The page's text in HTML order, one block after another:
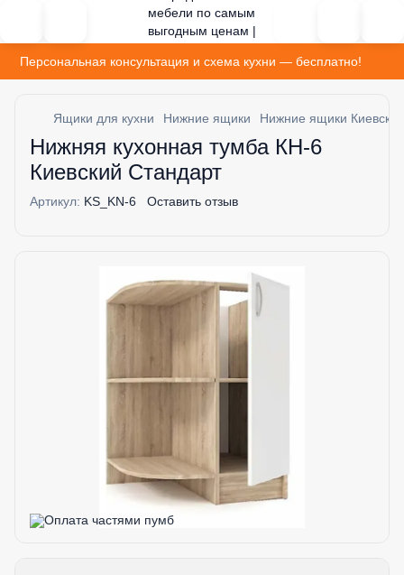
Персональная консультация и схема кухни — бесплатно!
Ящики для кухни Нижние ящики Нижние ящики
Нижняя кухонная тумба КН-6
Киевский Стандарт
Артикул: KS_KN-6 Оставить отзыв